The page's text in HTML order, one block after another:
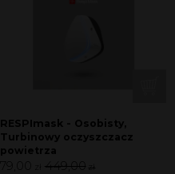
RESPImask - Osobisty,
Turbinowy oczyszczacz
powietrza
zł 449,00 zł